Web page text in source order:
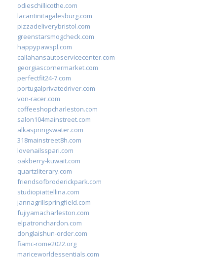
odieschillicothe.com
lacantinitagalesburg.com
pizzadeliverybristol.com
greenstarsmogcheck.com
happypawspl.com
callahansautoservicecenter.com
georgiascornermarket.com
perfectfit24-7.com
portugalprivatedriver.com
von-racer.com
coffeeshopcharleston.com
salon104mainstreet.com
alkaspringswater.com
318mainstreet8h.com
lovenailsspari.com
oakberry-kuwait.com
quartzliterary.com
friendsofbroderickpark.com
studiopiattellina.com
jannagrillspringfield.com
fujiyamacharleston.com
elpatronchardon.com
donglaishun-order.com
fiamc-rome2022.org
mariceworldessentials.com